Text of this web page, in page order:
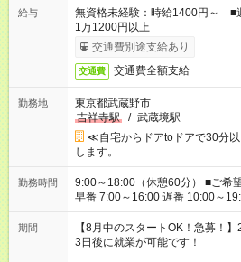
給与
無資格未経験：時給1400円～
1万1200円以上
交通費別途支給あり
交通費 交通費全額支給
勤務地
東京都武蔵野市
吉祥寺駅
/ 武蔵境駅
≪自宅からドアtoドアで30分
します。
勤務時間
9:00～18:00（休憩60分） ■ご希望があれば下記シフトもOK！
早番 7:00～16:00 遅番 10:00～19:00
と休みを合わせたい」 「余裕を
「できれば残業はしたくない」
ね。 ※Wワーク希望の方へ 今ご覧のお仕事で希望する勤務時間
と、もう1つのお仕事の勤務時間
期間
【8月中のスタートOK！急募！
3日後に就業が可能です！